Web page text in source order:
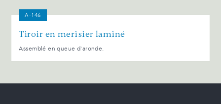
A-146
Tiroir en merisier laminé
Assemblé en queue d'aronde.